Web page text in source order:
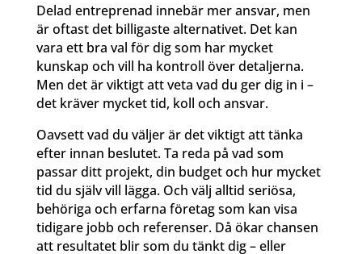
Delad entreprenad innebär mer ansvar, men
är oftast det billigaste alternativet. Det kan
vara ett bra val för dig som har mycket
kunskap och vill ha kontroll över detaljerna.
Men det är viktigt att veta vad du ger dig in i –
det kräver mycket tid, koll och ansvar.
Oavsett vad du väljer är det viktigt att tänka
efter innan beslutet. Ta reda på vad som
passar ditt projekt, din budget och hur mycket
tid du själv vill lägga. Och välj alltid seriösa,
behöriga och erfarna företag som kan visa
tidigare jobb och referenser. Då ökar chansen
att resultatet blir som du tänkt dig – eller